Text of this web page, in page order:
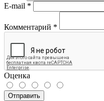
E-mail *
Комментарий *
Оценка
Отправить